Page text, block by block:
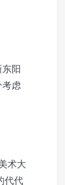
阳
虑
术大
代代